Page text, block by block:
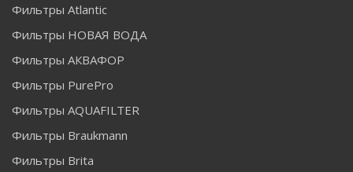
Фильтры Atlantic
Фильтры НОВАЯ ВОДА
Фильтры АКВАФОР
Фильтры PurePro
Фильтры AQUAFILTER
Фильтры Braukmann
Фильтры Brita